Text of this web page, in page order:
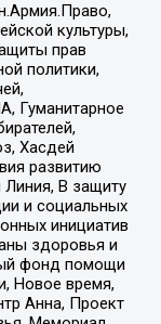
культуры,
прав
политики,
Гуманитарное
Хасдей
развитию
В защиту
и социальных
инициатив
здоровья и
фонд помощи
Новое время,
Анна, Проект